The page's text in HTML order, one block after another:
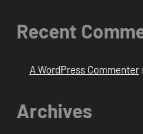
Recent
A WordPress Commenter
Archives